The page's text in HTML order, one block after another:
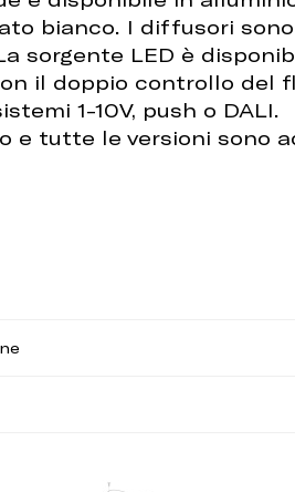
bianco. I diffusori sono
sorgente LED è
on il doppio controllo del
1-10V, push o DALI.
e tutte le versioni sono